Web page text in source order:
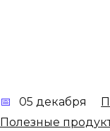
05 декабря
Полезные